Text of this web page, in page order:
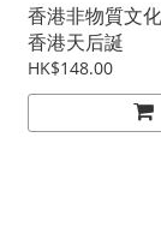
香港非物質文
香港天后誕
HK$148.00